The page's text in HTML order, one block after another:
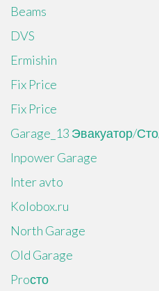
Beams
DVS
Ermishin
Fix Price
Fix Price
Garage_13 Эвакуатор/
Inpower Garage
Inter avto
Kolobox.ru
North Garage
Old Garage
Proсто